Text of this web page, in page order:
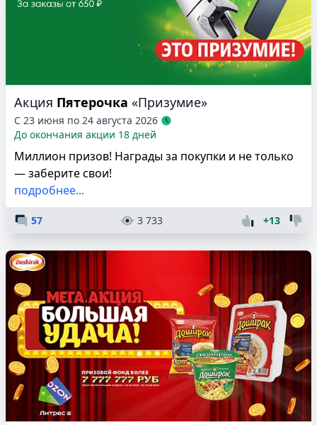
Акция Пятерочка «Призумие»
С 23 июня по 24 августа 2026
До окончания акции 18 дней
Миллион призов! Награды за покупки и не только
— заберите свои!
подробнее...
57 3 733 +13